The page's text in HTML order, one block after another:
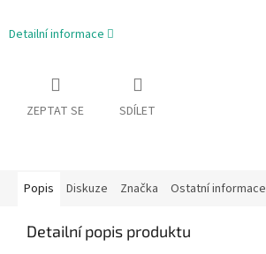
Detailní informace
ZEPTAT SE SDÍLET
Popis Diskuze Značka Ostatní informace
Detailní popis produktu